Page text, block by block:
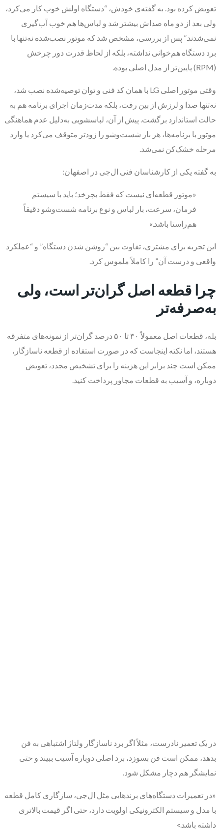
تعویض کرده بود. به گفته‌ی خودش، “دستگاه اولش خوب کار می‌کرد،
ولی بعد از دو ماه صداش بیشتر شد و لباس‌ها هم خوب آب‌گیری
نمی‌شدند.” پس از بررسی، مشخص شد که موتور نصب‌شده نه‌تنها با
برد دستگاه هم‌خوانی نداشته، بلکه از لحاظ قدرت دور چرخش
(RPM) پایین‌تر از مدل اصلی بوده.
وقتی موتور اصلی LG با همان کد فنی و توان توصیه‌شده نصب شد،
نه‌تنها صدا و لرزش از بین رفت، بلکه مدت‌زمان اجرای برنامه هم به
حالت استاندارد برگشت. پیش از آن، لباسشویی به‌دلیل عدم هماهنگی
موتور با برنامه‌ها، هر بار شست‌وشو را زودتر متوقف می‌کرد یا وارد
مرحله خشک‌کن نمی‌شد.
به گفته یکی از کارشناسان فنی ال‌جی در اصفهان:
«موتور قطعه‌ای نیست که فقط بچرخد؛ باید با سیستم
فرمان، سرعت، بار لباس و نوع برنامه شست‌وشو دقیقاً
هم‌راستا باشد.»
این تجربه برای مشتری، تفاوت بین “روشن شدن دستگاه” و “عملکرد
واقعی و درست آن” را کاملاً ملموس کرد.
چرا قطعه اصل گران‌تر است، ولی
به‌صرفه‌تر
بله، قطعات اصل معمولاً ۳۰ تا ۵۰ درصد گران‌تر از نمونه‌های متفرقه
هستند، اما نکته اینجاست که در صورت استفاده از قطعه ناسازگار،
ممکن است چند برابر این هزینه را برای تشخیص مجدد، تعویض
دوباره، و آسیب به قطعات مجاور پرداخت کنید.
در یک تعمیر نادرست، مثلاً اگر برد ناسازگار ولتاژ اشتباهی به فن
بدهد، ممکن است فن بسوزد، برد اصلی دوباره آسیب ببیند و حتی
نمایشگر هم دچار مشکل شود.
«در تعمیرات دستگاه‌های برندهایی مثل ال‌جی، سازگاری کامل قطعه
با مدل و سیستم الکترونیکی اولویت دارد، حتی اگر قیمت بالاتری
داشته باشد.»